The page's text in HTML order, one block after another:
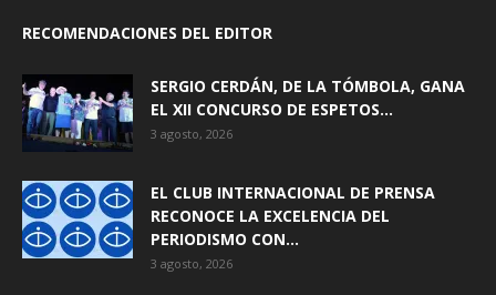
RECOMENDACIONES DEL EDITOR
SERGIO CERDÁN, DE LA TÓMBOLA, GANA
EL XII CONCURSO DE ESPETOS...
3 agosto, 2026
EL CLUB INTERNACIONAL DE PRENSA
RECONOCE LA EXCELENCIA DEL
PERIODISMO CON...
3 agosto, 2026